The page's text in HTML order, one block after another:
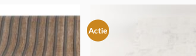
Toevoegen
verlanglijst
Actie